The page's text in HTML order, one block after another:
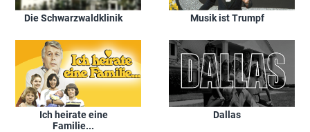
Die Schwarzwaldklinik Musik ist Trumpf
Ich heirate eine
Familie...
Dallas